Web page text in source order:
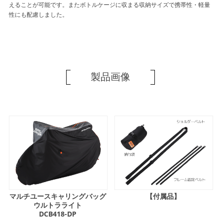
えることが可能です。またボトルケージに収まる収納サイズで携帯性・軽量
性にも配慮しました。
製品画像
マルチユースキャリングバッグ
ウルトラライト
DCB418-DP
【付属品】